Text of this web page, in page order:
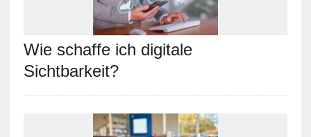
Wie schaffe ich digitale
Sichtbarkeit?